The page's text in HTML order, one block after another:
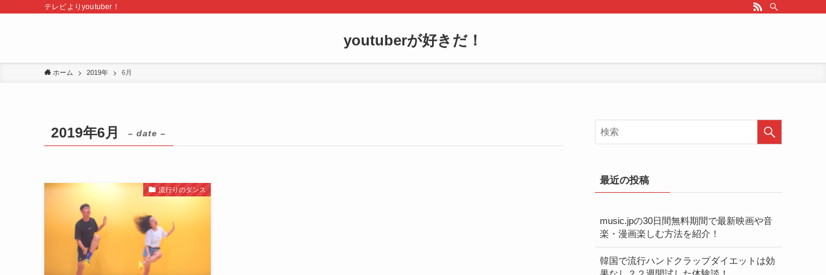
テレビよりyoutuber！
youtuberが好きだ！
ホーム 2019年 6月
2019年6月 – date –
流行りのダンス
最近の投稿
music.jpの30日間無料期間で最新映画や音
楽・漫画楽しむ方法を紹介！
韓国で流行ハンドクラップダイエットは効